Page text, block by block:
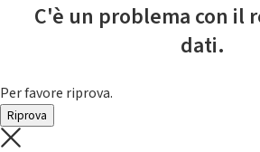
C'è un problema con il
dati.
Per favore riprova.
Riprova